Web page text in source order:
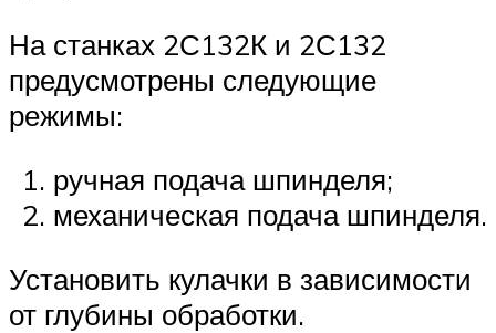
На станках 2С132К и 2С132
предусмотрены следующие
режимы:
ручная подача шпинделя;
механическая подача шпинделя.
Установить кулачки в зависимости
от глубины обработки.